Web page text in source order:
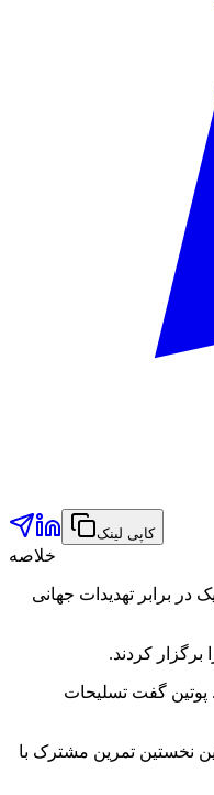
کاپی لینک
خلاصه
برابر تهدیدات جهانی
گفت تسلیحات
نخستین تمرین مشترک با